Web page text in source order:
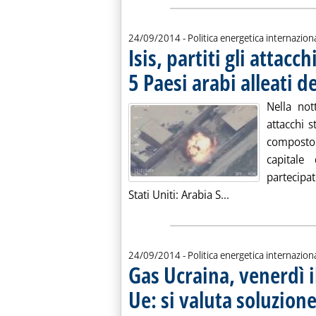
24/09/2014- Politica energetica
Isis, partiti gli
5 Paesi arabi alleati
Nella
attacchi
capitale
Stati Uniti: Arabia S...
24/09/2014- Politica energetica
Gas Ucraina,
Ue: si valuta